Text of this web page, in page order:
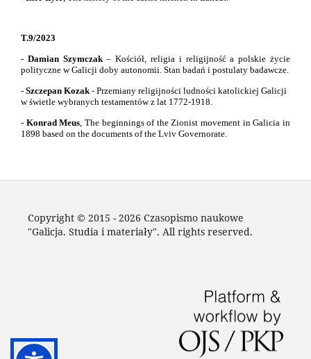
T.9/2023
- Damian Szymczak– Kościół, religia i religijność a polskie życie
polityczne w Galicji doby autonomii. Stan badań i postulaty badawcze.
- Szczepan Kozak - Przemiany religijności ludności katolickiej Galicji
w świetle wybranych testamentów z lat 1772-1918.
- Konrad Meus The beginnings of the Zionist movement in Galicia in
1898 based on the documents of the Lviv Governorate.
Copyright © 2015 - 2026 Czasopismo naukowe
"Galicja. Studia i materiały". All rights reserved.